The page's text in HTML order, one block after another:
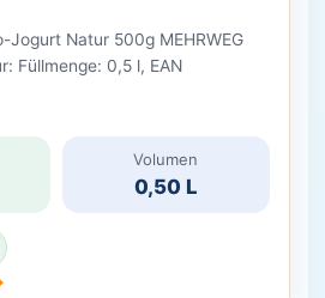
Jogurt Natur 500g MEHRWEG
Füllmenge: 0,5 l, EAN
Volumen
0,50 L